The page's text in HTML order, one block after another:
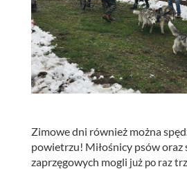
Zimowe dni również można
powietrzu! Miłośnicy psów
zaprzęgowych mogli już po raz